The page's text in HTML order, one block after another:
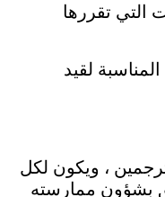
التي تقررها
لقيد
، ويكون لكل
بشؤون ممارسته